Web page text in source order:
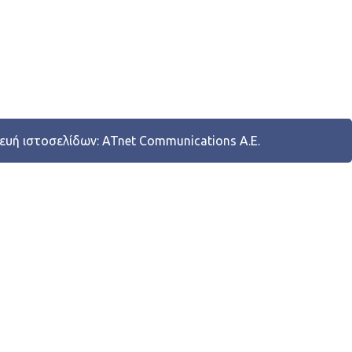
ιστοσελίδων: ATnet Communications Α.Ε.